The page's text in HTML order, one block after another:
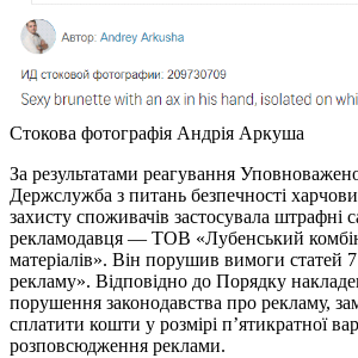
Стокова фотографія Андрія Аркуша
За результатами реагування
Держслужба з питань безпечності
захисту споживачів застосувала штрафні
рекламодавця — ТОВ «Лубенський
матеріалів». Він порушив вимоги статей
рекламу». Відповідно до Порядку
порушення законодавства про рекламу,
сплатити кошти у розмірі п’ятикратної
розповсюдження реклами.